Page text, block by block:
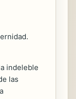
indeleble
las